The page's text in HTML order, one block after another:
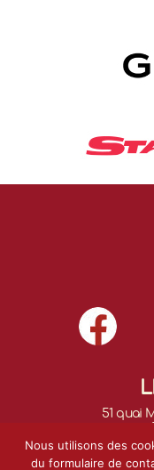
51 quai
E-mail
Nous utilisons des
du formulaire de